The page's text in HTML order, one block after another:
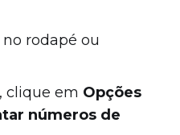
rodapé ou
clique em Opções
números de